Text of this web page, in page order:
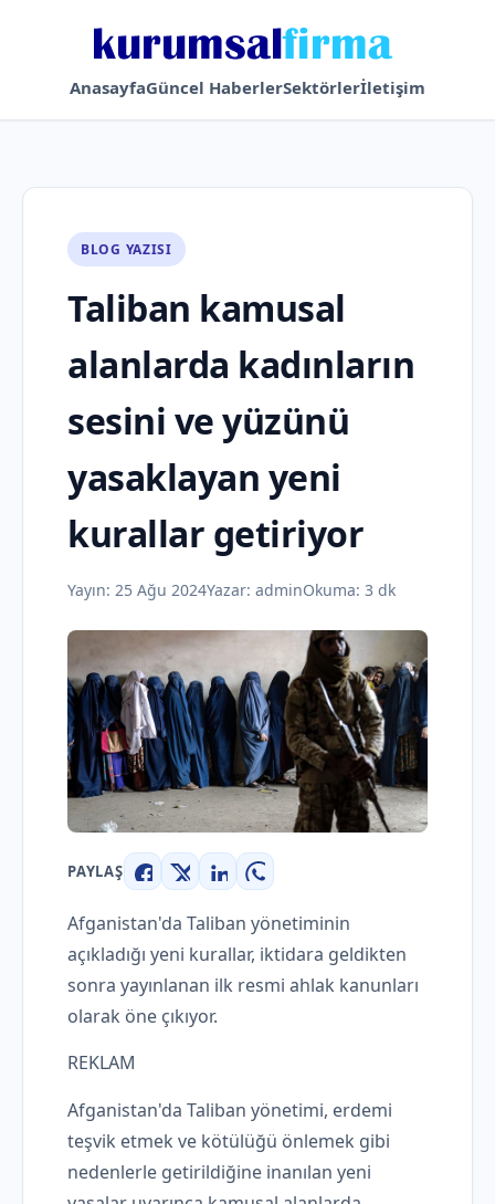
AnasayfaGüncel HaberlerSektörlerİletişim
BLOG YAZISI
Taliban kamusal
alanlarda kadınların
sesini ve yüzünü
yasaklayan yeni
kurallar getiriyor
Yayın: 25 Ağu 2024Yazar: adminOkuma: 3 dk
PAYLAŞ
Facebook
X LinkedInWhatsApp
Afganistan'da Taliban yönetiminin
açıkladığı yeni kurallar, iktidara geldikten
sonra yayınlanan ilk resmi ahlak kanunları
olarak öne çıkıyor.
REKLAM
Afganistan'da Taliban yönetimi, erdemi
teşvik etmek ve kötülüğü önlemek gibi
nedenlerle getirildiğine inanılan yeni